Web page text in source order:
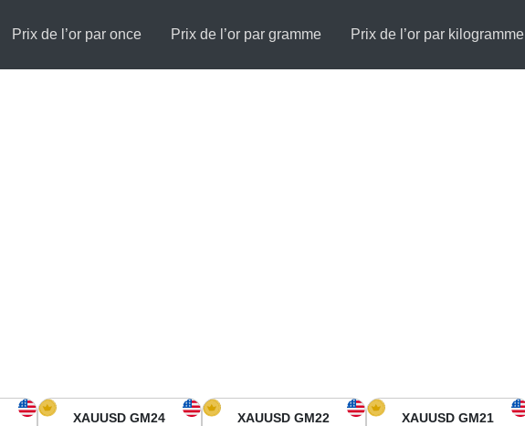
Prix de l’or par once Prix de l’or par gramme Prix de l’or par kilogramme
XAUUSD GM24 XAUUSD GM22 XAUUSD GM21